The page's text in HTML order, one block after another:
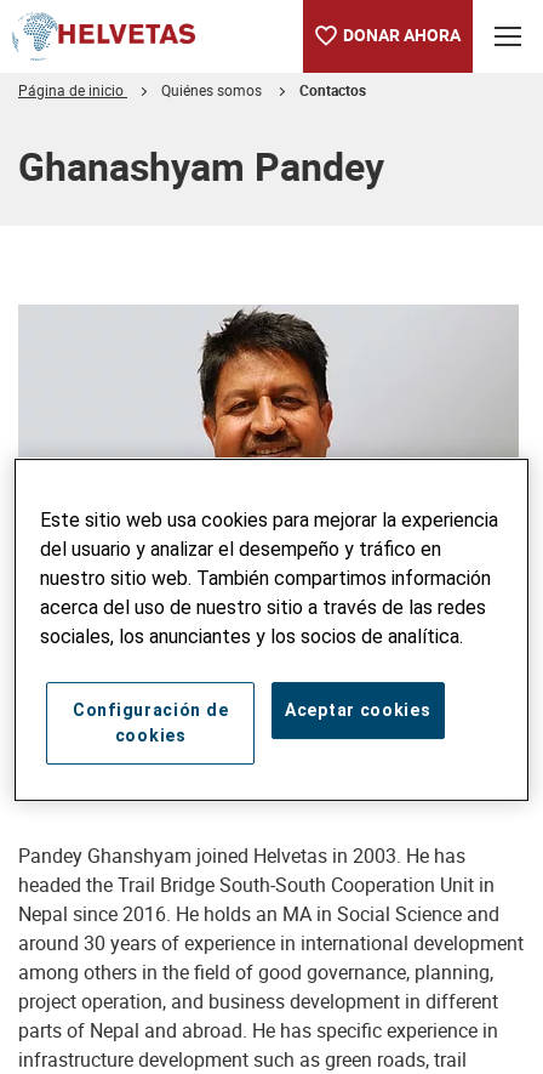
DONAR AHORA
Página de inicio Quiénes somos Contactos
Ghanashyam Pandey
Ghanashyam Pandey, MA
Ghanshyam.Pandey@helvetas.org
Pandey Ghanshyam joined Helvetas in 2003. He has
headed the Trail Bridge South-South Cooperation Unit in
Nepal since 2016. He holds an MA in Social Science and
around 30 years of experience in international development
among others in the field of good governance, planning,
project operation, and business development in different
parts of Nepal and abroad. He has specific experience in
infrastructure development such as green roads, trail
Este sitio web usa cookies para mejorar la experiencia
del usuario y analizar el desempeño y tráfico en
nuestro sitio web. También compartimos información
acerca del uso de nuestro sitio a través de las redes
sociales, los anunciantes y los socios de analítica.
Aceptar cookies
Configuración de
cookies